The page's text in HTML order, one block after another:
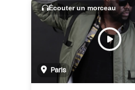
Écouter un morceau
Paris